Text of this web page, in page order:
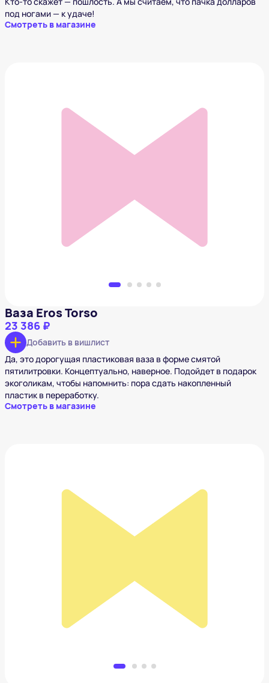
под ногами — к удаче!
Смотреть в магазине
Добавить в вишлист
Ваза Eros Torso
23 386 ₽
Добавить в вишлист
Да, это дорогущая пластиковая ваза в форме смятой
пятилитровки. Концептуально, наверное. Подойдет в подарок
экоголикам, чтобы напомнить: пора сдать накопленный
пластик в переработку.
Смотреть в магазине
Добавить в вишлист